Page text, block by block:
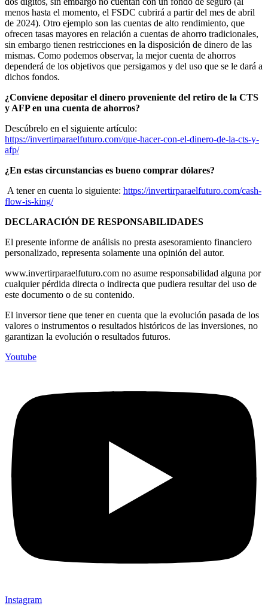
menos hasta el momento, el FSDC cubrirá a partir del mes de abril
de 2024). Otro ejemplo son las cuentas de alto rendimiento, que
ofrecen tasas mayores en relación a cuentas de ahorro tradicionales,
sin embargo tienen restricciones en la disposición de dinero de las
mismas. Como podemos observar, la mejor cuenta de ahorros
dependerá de los objetivos que persigamos y del uso que se le dará a
dichos fondos.
¿Conviene depositar el dinero proveniente del retiro de la CTS
y AFP en una cuenta de ahorros?
Descúbrelo en el siguiente artículo:
https://invertirparaelfuturo.com/que-hacer-con-el-dinero-de-la-cts-y-
afp/
¿En estas circunstancias es bueno comprar dólares?
A tener en cuenta lo siguiente: https://invertirparaelfuturo.com/cash-
flow-is-king/
DECLARACIÓN DE RESPONSABILIDADES
El presente informe de análisis no presta asesoramiento financiero
personalizado, representa solamente una opinión del autor.
www.invertirparaelfuturo.com no asume responsabilidad alguna por
cualquier pérdida directa o indirecta que pudiera resultar del uso de
este documento o de su contenido.
El inversor tiene que tener en cuenta que la evolución pasada de los
valores o instrumentos o resultados históricos de las inversiones, no
garantizan la evolución o resultados futuros.
Youtube
Instagram